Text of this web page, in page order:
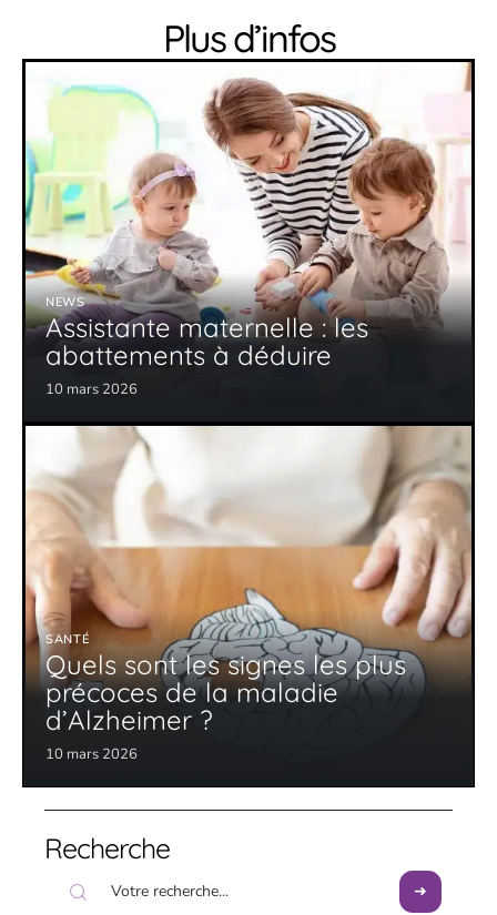
Plus d’infos
NEWS
Assistante maternelle : les
abattements à déduire
10 mars 2026
SANTÉ
Quels sont les signes les plus
précoces de la maladie
d’Alzheimer ?
10 mars 2026
Recherche